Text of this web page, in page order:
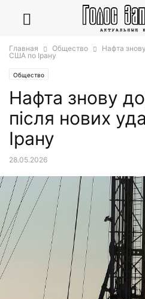
Главная Общество
Нафта
США по Ірану
Общество
Нафта знову
після нових
Ірану
28.05.2026